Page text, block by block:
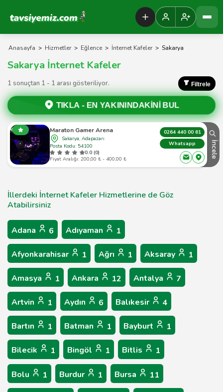
Tavsiyemiz Anasayfa
Anasayfa > Hizmetler > Eğlence > İnternet Kafeler > Sakarya
Sakarya İnternet Kafeler
1 sonuçtan 1 - 1 arası gösteriliyor. Filtrele
TIKLA - EN YAKININDAKİNİ BUL
Maraton Gamer Arena
Sakarya, Adapazarı
Posta Kodu: 54100
0.0 (0)
Fiyat Aralığı: 200,00 ₺ - 400,00 ₺
0264 440 00 61
Whatsapp
İncele
İllerdeki İnternet Kafeler Hizmetlerine de Göz
Atabilirsiniz
Adana 6 Adıyaman 1
Afyonkarahisar 1 Ağrı 1 Aksaray 1
Amasya 1 Ankara 12 Antalya 7
Artvin 1 Aydın 6 Balıkesir 4
Bartın 1 Batman 1 Bayburt 1
Bilecik 1 Bingöl 1 Bitlis 1
Bolu 1 Burdur 1 Bursa 11